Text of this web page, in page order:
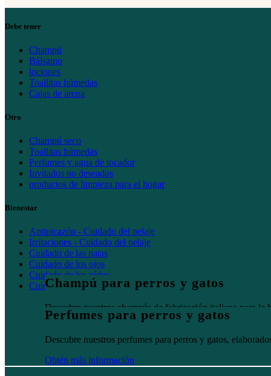
Debe tener
Champú
Bálsamo
lociones
Toallitas húmedas
Cajas de arena
Otro
Champú seco
Toallitas húmedas
Perfumes y agua de tocador
Invitados no deseados
productos de limpieza para el hogar
Bienestar
Antipicazón - Cuidado del pelaje
Irritaciones - Cuidado del pelaje
Cuidado de las patas
Cuidado de los ojos
Cuidado de los oídos
Cuidado bucal
Champú para perros y gatos
Descubre nuestros champús de fabricación italiana para la
Perfumes para perros y gatos
Descubre nuestros perfumes para perros y gatos,
Obtén más información